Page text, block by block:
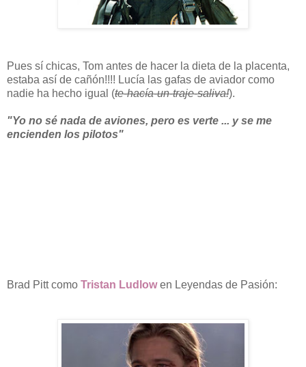
Pues sí chicas, Tom antes de hacer la dieta de la placenta,
estaba así de cañón!!!! Lucía las gafas de aviador como
nadie ha hecho igual (te-hacía-un-traje-saliva!).
"Yo no sé nada de aviones, pero es verte ... y se me
encienden los pilotos"
Brad Pitt como Tristan Ludlowen Leyendas de Pasión: